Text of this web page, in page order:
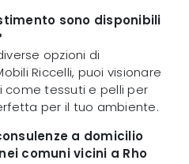
sono disponibili
opzioni di
Riccelli, puoi visionare
come tessuti e pelli per
per il tuo ambiente.
a domicilio
comuni vicini a Rho